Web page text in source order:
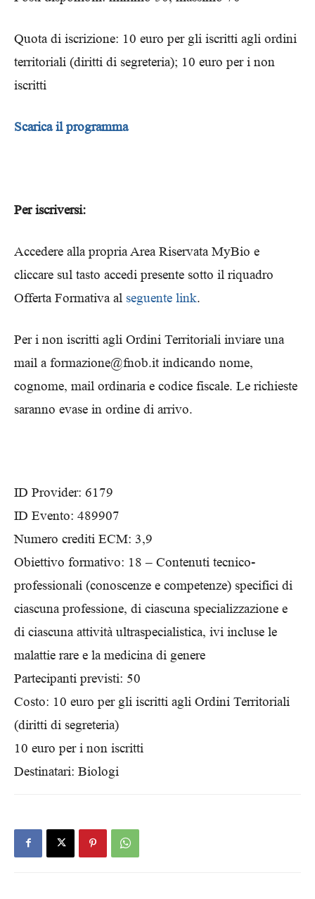
Quota di iscrizione: 10 euro per gli iscritti agli ordini
territoriali (diritti di segreteria); 10 euro per i non
iscritti
Scarica il programma
Per iscriversi:
Accedere alla propria Area Riservata MyBio e
cliccare sul tasto accedi presente sotto il riquadro
Offerta Formativa al seguente link.
Per i non iscritti agli Ordini Territoriali inviare una
mail a formazione@fnob.it indicando nome,
cognome, mail ordinaria e codice fiscale. Le richieste
saranno evase in ordine di arrivo.
ID Provider: 6179
ID Evento: 489907
Numero crediti ECM: 3,9
Obiettivo formativo: 18 – Contenuti tecnico-
professionali (conoscenze e competenze) specifici di
ciascuna professione, di ciascuna specializzazione e
di ciascuna attività ultraspecialistica, ivi incluse le
malattie rare e la medicina di genere
Partecipanti previsti: 50
Costo: 10 euro per gli iscritti agli Ordini Territoriali
(diritti di segreteria)
10 euro per i non iscritti
Destinatari: Biologi